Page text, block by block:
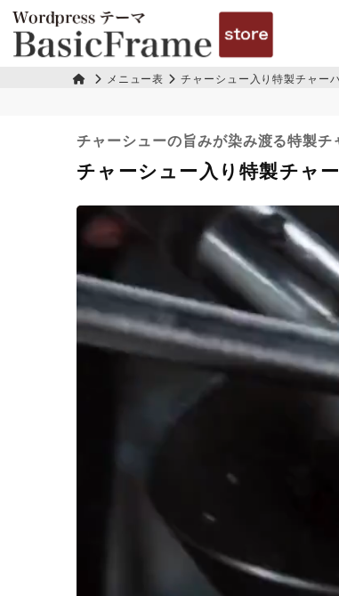
メニュー表 チャーシュー入り特製チャー
チャーシューの旨みが染み渡る特製チ
チャーシュー入り特製チャ